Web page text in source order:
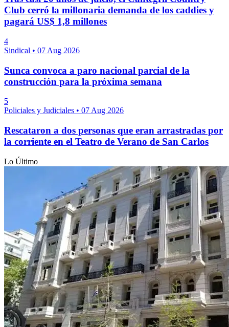
Club cerró la millonaria demanda de los caddies y
pagará US$ 1,8 millones
4
Sindical • 07 Aug 2026
Sunca convoca a paro nacional parcial de la
construcción para la próxima semana
5
Policiales y Judiciales • 07 Aug 2026
Rescataron a dos personas que eran arrastradas por
la corriente en el Teatro de Verano de San Carlos
Lo Último